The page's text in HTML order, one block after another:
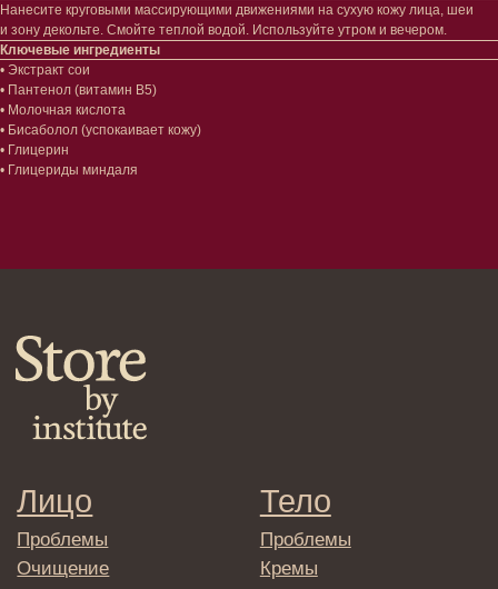
Нанесите круговыми массирующими движениями на сухую кожу лица, шеи
и зону декольте. Смойте теплой водой. Используйте утром и вечером.
Ключевые ингредиенты
• Экстракт сои
• Пантенол (витамин B5)
• Молочная кислота
• Бисаболол (успокаивает кожу)
• Глицерин
• Глицериды миндаля
Шея и зона декольте
Пилинги/масла
Гаджеты
Клиентам
Система лояльности
Доставка и самовывоз
Оплата и возврат
Политика
конфиденциальности
Договор оферта
Реквизиты и контакты
Подписаться
Ретинол
Защита от солнца
Тонизация
Восстановление
Маски и патчи
Уход за губами
Декоротивная косметика
Волосы